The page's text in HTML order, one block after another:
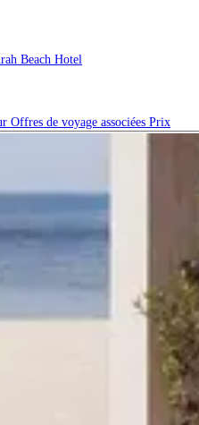
Beach Hotel
Offres de voyage associées Prix